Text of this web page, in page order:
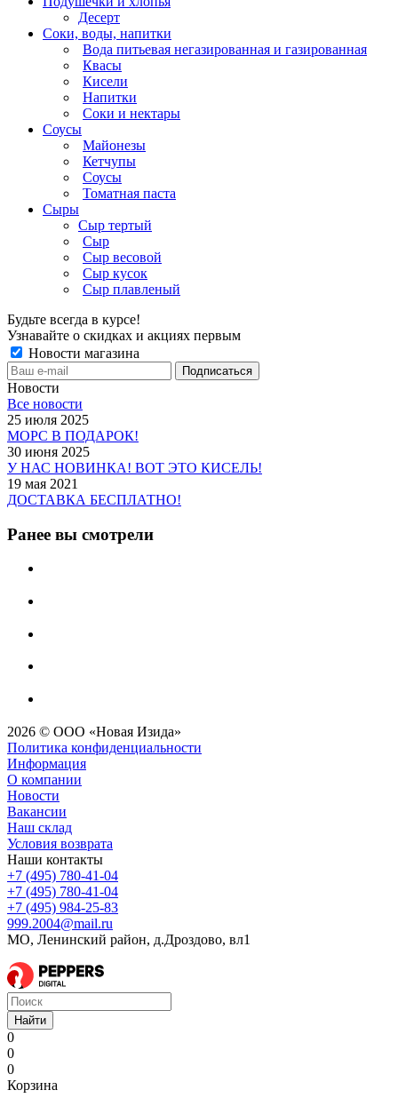
Десерт
Соки, воды, напитки
Вода питьевая негазированная и газированная
Квасы
Кисели
Напитки
Соки и нектары
Соусы
Майонезы
Кетчупы
Соусы
Томатная паста
Сыры
Сыр тертый
Сыр
Сыр весовой
Сыр кусок
Сыр плавленый
Будьте всегда в курсе!
Узнавайте о скидках и акциях первым
Новости магазина
Новости
Все новости
25 июля 2025
МОРС В ПОДАРОК!
30 июня 2025
У НАС НОВИНКА! ВОТ ЭТО КИСЕЛЬ!
19 мая 2021
ДОСТАВКА БЕСПЛАТНО!
Ранее вы смотрели
2026 © ООО «Новая Изида»
Политика конфиденциальности
Информация
О компании
Новости
Вакансии
Наш склад
Условия возврата
Наши контакты
+7 (495) 780-41-04
+7 (495) 780-41-04
+7 (495) 984-25-83
999.2004@mail.ru
МО, Ленинский район, д.Дроздово, вл1
Найти
0
0
0
Корзина